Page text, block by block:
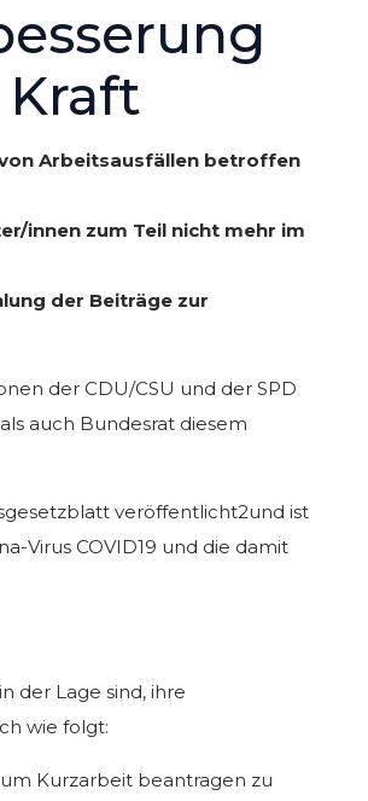
Arbeitsausfällen betroffen
innen zum Teil nicht mehr im
der Beiträge zur
der CDU/CSU und der SPD
auch Bundesrat diesem
veröffentlicht2und ist
Virus COVID19 und die damit
der Lage sind, ihre
wie folgt:
Kurzarbeit beantragen zu